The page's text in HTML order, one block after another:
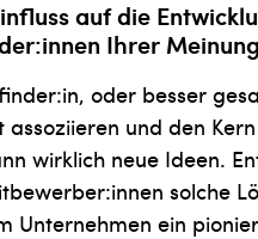
auf die
Ihrer
oder besser
und den
wirklich neue Ideen.
solche
Unternehmen ein